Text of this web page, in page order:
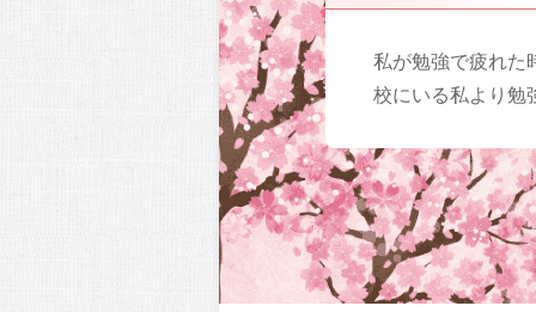
私が勉強で疲れた
校にいる私より勉